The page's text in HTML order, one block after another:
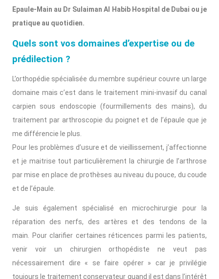
Epaule-Main au Dr Sulaiman Al Habib Hospital de Dubai ou je
pratique au quotidien.
Quels sont vos domaines d’expertise ou de
prédilection ?
L’orthopédie spécialisée du membre supérieur couvre un large
domaine mais c’est dans le traitement mini-invasif du canal
carpien sous endoscopie (fourmillements des mains), du
traitement par arthroscopie du poignet et de l’épaule que je
me différencie le plus.
Pour les problèmes d’usure et de vieillissement, j’affectionne
et je maitrise tout particulièrement la chirurgie de l’arthrose
par mise en place de prothèses au niveau du pouce, du coude
et de l’épaule.
Je suis également spécialisé en microchirurgie pour la
réparation des nerfs, des artères et des tendons de la
main. Pour clarifier certaines réticences parmi les patients,
venir voir un chirurgien orthopédiste ne veut pas
nécessairement dire « se faire opérer » car je privilégie
toujours le traitement conservateur quand il est dans l’intérêt